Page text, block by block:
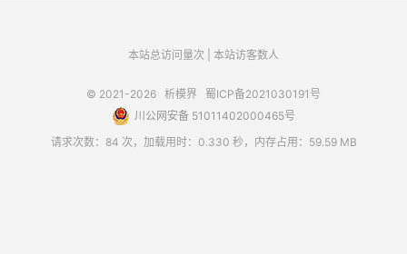
本站总访问量次 本站访客数人
© 2021-2026 析模界
蜀ICP备2021030191号
川公网安备 51011402000465号
请求次数：84 次，加载用时：0.330 秒，内存占用：59.59 MB